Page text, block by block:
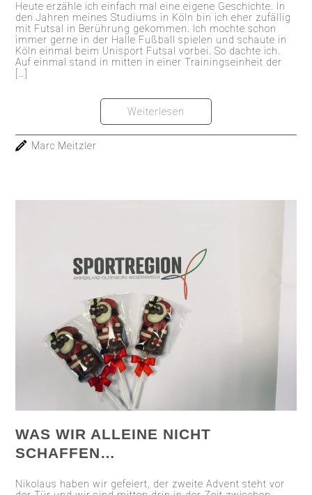
Heute erzähle ich einfach mal eine eigene Geschichte. In
den Jahren meines Studiums in Köln bin ich eher zufällig
mit Futsal in Berührung gekommen. Ich mochte schon
immer gerne in der Halle Fußball spielen und schaute in
Köln einmal beim Unisport Futsal vorbei. So dachte ich.
Auf einmal stand in mitten in einer Trainingseinheit der
Weiterlesen
Marc Meitzler
WAS WIR ALLEINE NICHT
SCHAFFEN…
Nikolaus haben wir gefeiert, der zweite Advent steht vor